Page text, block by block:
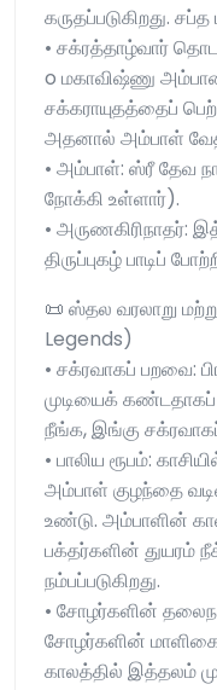
கருதப்படுகிறது.
• சக்ரத்தாழ்வார்
o மகாவிஷ்ணு
சக்கராயுதத்தைப்
அதனால் அம்பாள் வேத
• அம்பாள்: ஸ்ரீ தேவ
நோக்கி உள்ளார்).
• அருணகிரிநாதர்:
திருப்புகழ் பாடிப்
📜 ஸ்தல வரலாறு
Legends)
• சக்ரவாகப் பறவை:
முடியைக்
நீங்க, இங்கு
• பாலிய ரூபம்:
அம்பாள் குழந்தை
உண்டு. அம்பாளின்
பக்தர்களின் துயரம்
நம்பப்படுகிறது.
• சோழர்களின்
சோழர்களின்
காலத்தில் இத்தலம்